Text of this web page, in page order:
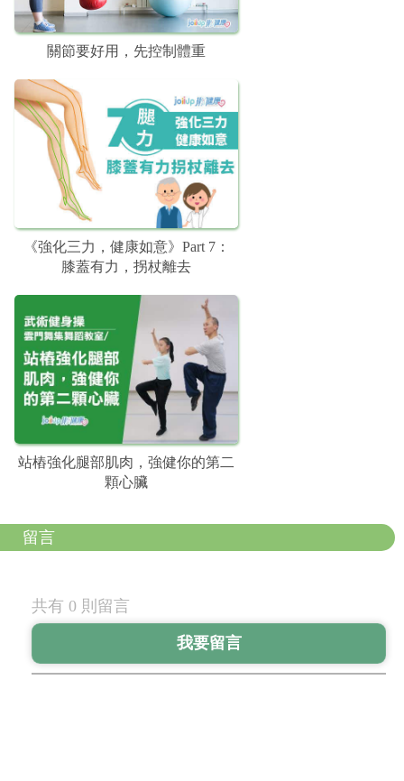
關節要好用，先控制體重
《強化三力，健康如意》Part 7：
膝蓋有力，拐杖離去
站樁強化腿部肌肉，強健你的第二
顆心臟
留言
共有 0 則留言